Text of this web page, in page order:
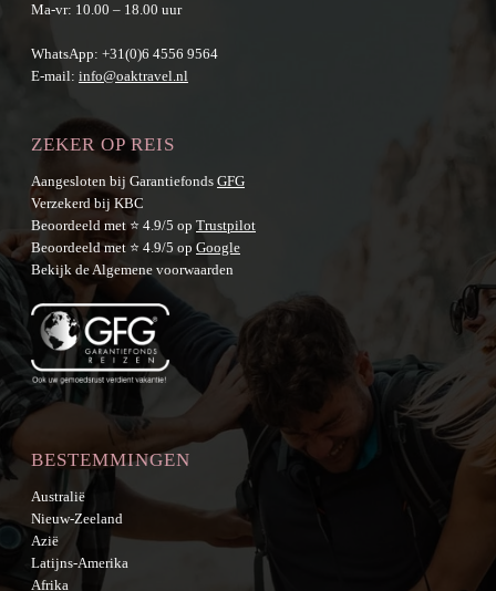
Ma-vr: 10.00 – 18.00 uur
WhatsApp: +31(0)6 4556 9564
E-mail: info@oaktravel.nl
ZEKER OP REIS
Aangesloten bij Garantiefonds GFG
Verzekerd bij KBC
Beoordeeld met ⭐ 4.9/5 op Trustpilot
Beoordeeld met ⭐ 4.9/5 op Google
Bekijk deAlgemene voorwaarden
BESTEMMINGEN
Australië
Nieuw-Zeeland
Azië
Latijns-Amerika
Afrika